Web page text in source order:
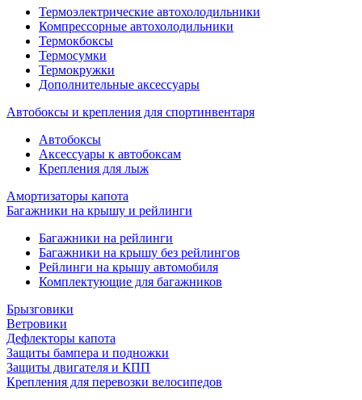
Термоэлектрические автохолодильники
Компрессорные автохолодильники
Термокбоксы
Термосумки
Термокружки
Дополнительные аксессуары
Автобоксы и крепления для спортинвентаря
Автобоксы
Аксессуары к автобоксам
Крепления для лыж
Амортизаторы капота
Багажники на крышу и рейлинги
Багажники на рейлинги
Багажники на крышу без рейлингов
Рейлинги на крышу автомобиля
Комплектующие для багажников
Брызговики
Ветровики
Дефлекторы капота
Защиты бампера и подножки
Защиты двигателя и КПП
Крепления для перевозки велосипедов